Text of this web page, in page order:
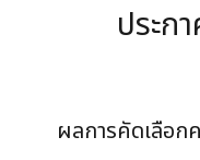
ประก
ผลการคัดเลือก